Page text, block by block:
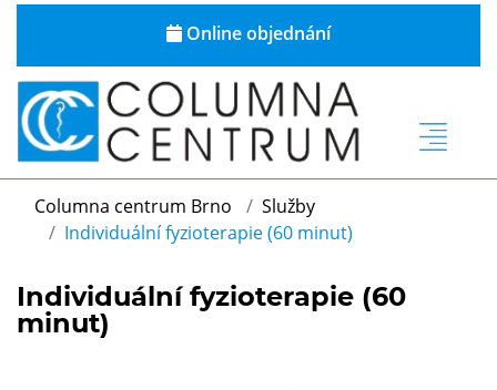
Online objednání
Columna centrum Brno
Služby
Individuální fyzioterapie (60 minut)
Individuální fyzioterapie (60
minut)